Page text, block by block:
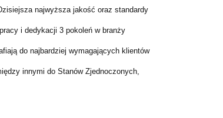
najwyższa jakość oraz standardy
i dedykacji 3 pokoleń w branży
do najbardziej wymagających klientów
innymi do Stanów Zjednoczonych,